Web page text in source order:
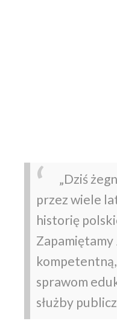
„Dziś
przez wiele
historię
Zapamiętamy
sprawom
służby